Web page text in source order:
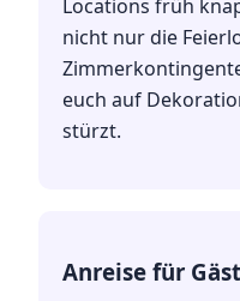
Locations früh
nicht nur die
euch auf
stürzt.
Anreise für